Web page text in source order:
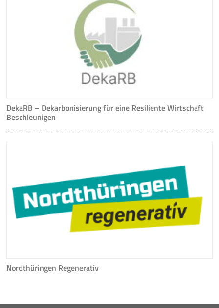
DekaRB – Dekarbonisierung für eine Resiliente Wirtschaft
Beschleunigen
Nordthüringen Regenerativ